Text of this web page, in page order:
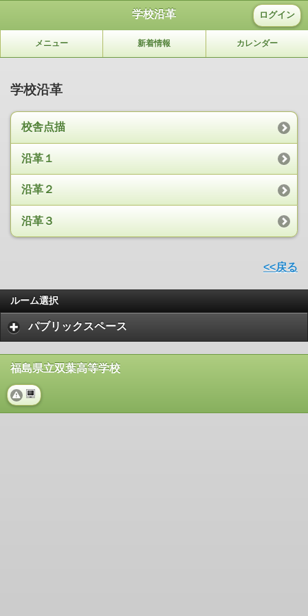
学校沿革 ログイン
メニュー 新着情報 カレンダー
学校沿革
校舎点描
沿革１
沿革２
沿革３
<<戻る
ルーム選択
パブリックスペース
福島県立双葉高等学校